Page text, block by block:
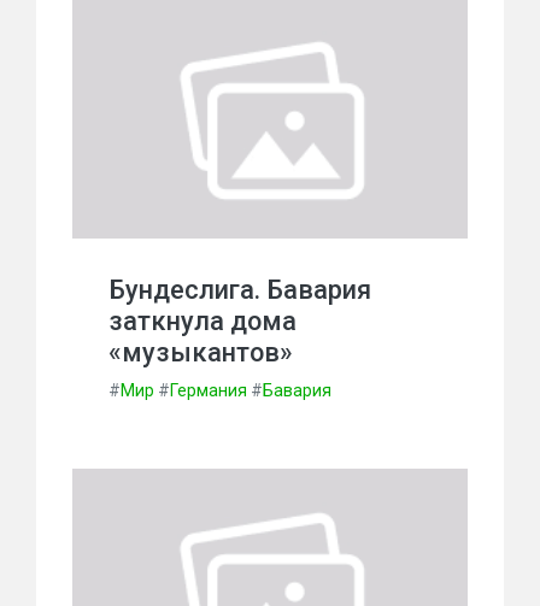
Бундеслига. Бавария
заткнула дома
«музыкантов»
#Мир #Германия #Бавария